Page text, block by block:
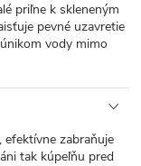
priľne k skleneným
pevné uzavretie
vody mimo
efektívne zabraňuje
tak kúpeľňu pred